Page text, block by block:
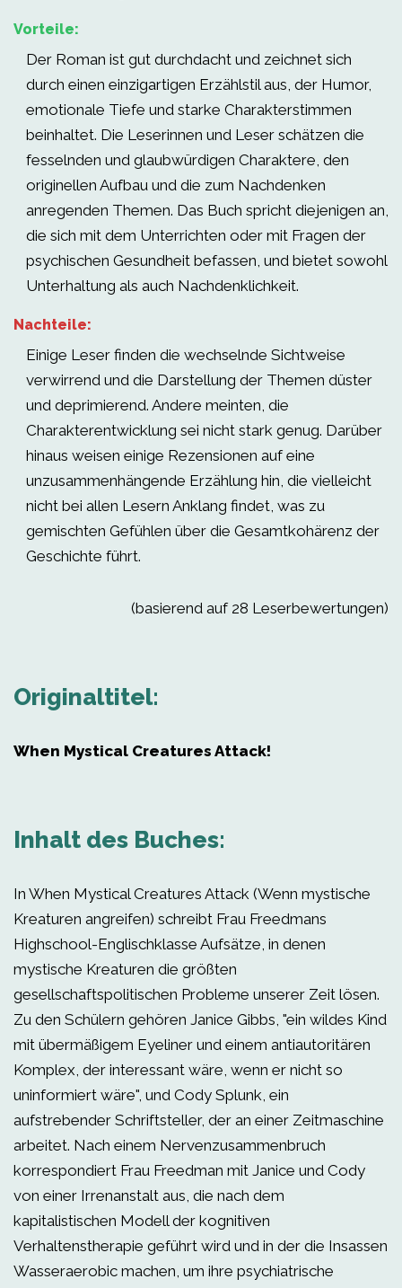
Vorteile:
Der Roman ist gut durchdacht und zeichnet sich
durch einen einzigartigen Erzählstil aus, der Humor,
emotionale Tiefe und starke Charakterstimmen
beinhaltet. Die Leserinnen und Leser schätzen die
fesselnden und glaubwürdigen Charaktere, den
originellen Aufbau und die zum Nachdenken
anregenden Themen. Das Buch spricht diejenigen an,
die sich mit dem Unterrichten oder mit Fragen der
psychischen Gesundheit befassen, und bietet sowohl
Unterhaltung als auch Nachdenklichkeit.
Nachteile:
Einige Leser finden die wechselnde Sichtweise
verwirrend und die Darstellung der Themen düster
und deprimierend. Andere meinten, die
Charakterentwicklung sei nicht stark genug. Darüber
hinaus weisen einige Rezensionen auf eine
unzusammenhängende Erzählung hin, die vielleicht
nicht bei allen Lesern Anklang findet, was zu
gemischten Gefühlen über die Gesamtkohärenz der
Geschichte führt.
(basierend auf 28 Leserbewertungen)
Originaltitel:
When Mystical Creatures Attack!
Inhalt des Buches:
In When Mystical Creatures Attack (Wenn mystische
Kreaturen angreifen) schreibt Frau Freedmans
Highschool-Englischklasse Aufsätze, in denen
mystische Kreaturen die größten
gesellschaftspolitischen Probleme unserer Zeit lösen.
Zu den Schülern gehören Janice Gibbs, "ein wildes Kind
mit übermäßigem Eyeliner und einem antiautoritären
Komplex, der interessant wäre, wenn er nicht so
uninformiert wäre", und Cody Splunk, ein
aufstrebender Schriftsteller, der an einer Zeitmaschine
arbeitet. Nach einem Nervenzusammenbruch
korrespondiert Frau Freedman mit Janice und Cody
von einer Irrenanstalt aus, die nach dem
kapitalistischen Modell der kognitiven
Verhaltenstherapie geführt wird und in der die Insassen
Wasseraerobic machen, um ihre psychiatrische